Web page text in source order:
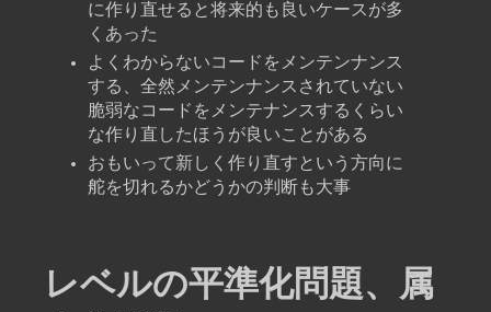
に作り直せると将来的も良いケースが多
くあった
よくわからないコードをメンテンナンス
する、全然メンテンナンスされていない
脆弱なコードをメンテナンスするくらい
な作り直したほうが良いことがある
おもいって新しく作り直すという方向に
舵を切れるかどうかの判断も大事
レベルの平準化問題、属